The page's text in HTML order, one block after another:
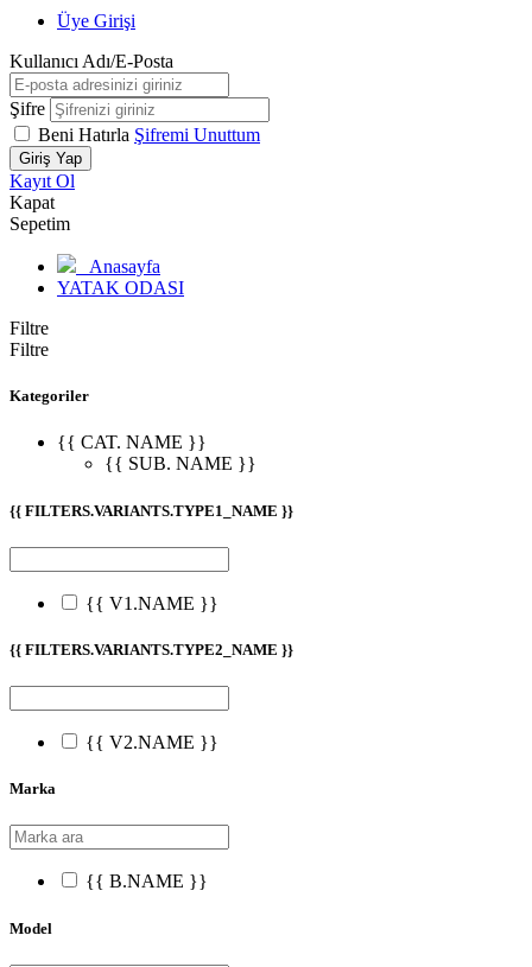
Üye Girişi
Kullanıcı Adı/E-Posta
Şifre
Beni Hatırla Şifremi Unuttum
Giriş Yap
Kayıt Ol
Kapat
Sepetim
Anasayfa
YATAK ODASI
Filtre
Filtre
Kategoriler
{{ CAT. NAME }}
{{ SUB. NAME }}
{{ FILTERS.VARIANTS.TYPE1_NAME }}
{{ V1.NAME }}
{{ FILTERS.VARIANTS.TYPE2_NAME }}
{{ V2.NAME }}
Marka
{{ B.NAME }}
Model